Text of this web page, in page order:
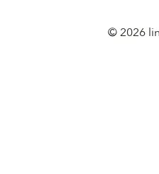
© 2026